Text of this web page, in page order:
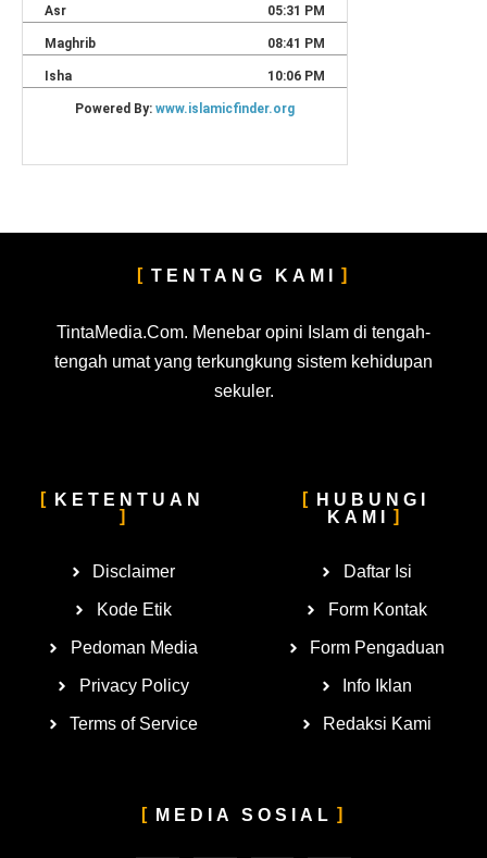
TENTANG KAMI
TintaMedia.Com. Menebar opini Islam di tengah-
tengah umat yang terkungkung sistem kehidupan
sekuler.
KETENTUAN
Disclaimer
Kode Etik
Pedoman Media
Privacy Policy
Terms of Service
HUBUNGI
KAMI
Daftar Isi
Form Kontak
Form Pengaduan
Info Iklan
Redaksi Kami
MEDIA SOSIAL